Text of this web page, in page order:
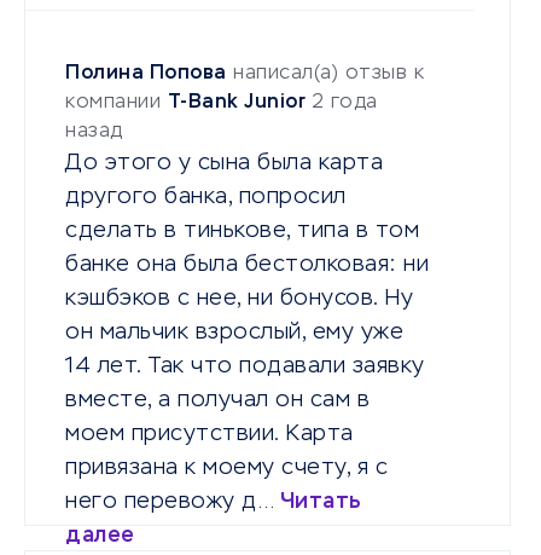
Полина Попова написал(а) отзыв к
компании
T-Bank Junior 2 года
назад
До этого у сына была карта
другого банка, попросил
сделать в тинькове, типа в том
банке она была бестолковая: ни
кэшбэков с нее, ни бонусов. Ну
он мальчик взрослый, ему уже
14 лет. Так что подавали заявку
вместе, а получал он сам в
моем присутствии. Карта
привязана к моему счету, я с
него перевожу д… Читать
далее